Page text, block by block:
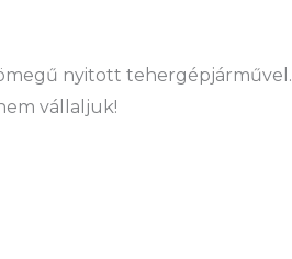
nyitott tehergépjárművel.
vállaljuk!